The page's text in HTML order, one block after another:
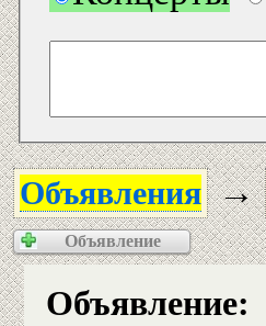
Объявления→
Объявление
Объявление: